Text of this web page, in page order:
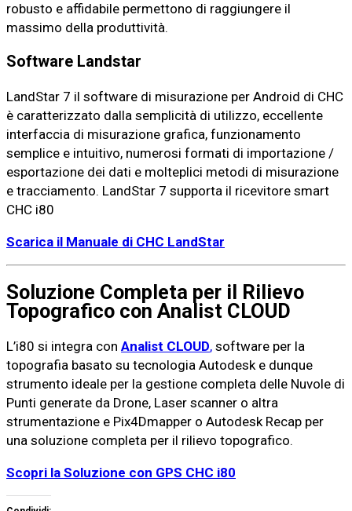
robusto e affidabile permettono di raggiungere il
massimo della produttività.
Software Landstar
LandStar 7 il software di misurazione per Android di CHC
è caratterizzato dalla semplicità di utilizzo, eccellente
interfaccia di misurazione grafica, funzionamento
semplice e intuitivo, numerosi formati di importazione /
esportazione dei dati e molteplici metodi di misurazione
e tracciamento. LandStar 7 supporta il ricevitore smart
CHC i80
Scarica il Manuale di CHC LandStar
Soluzione Completa per il Rilievo
Topografico con Analist CLOUD
L’i80 si integra con Analist CLOUD, software per la
topografia basato su tecnologia Autodesk e dunque
strumento ideale per la gestione completa delle Nuvole di
Punti generate da Drone, Laser scanner o altra
strumentazione e Pix4Dmapper o Autodesk Recap per
una soluzione completa per il rilievo topografico.
Scopri la Soluzione con GPS CHC i80